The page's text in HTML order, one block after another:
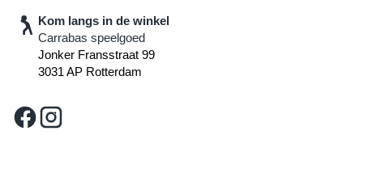
Kom langs in de winkel
Carrabas speelgoed
Jonker Fransstraat 99
3031 AP Rotterdam